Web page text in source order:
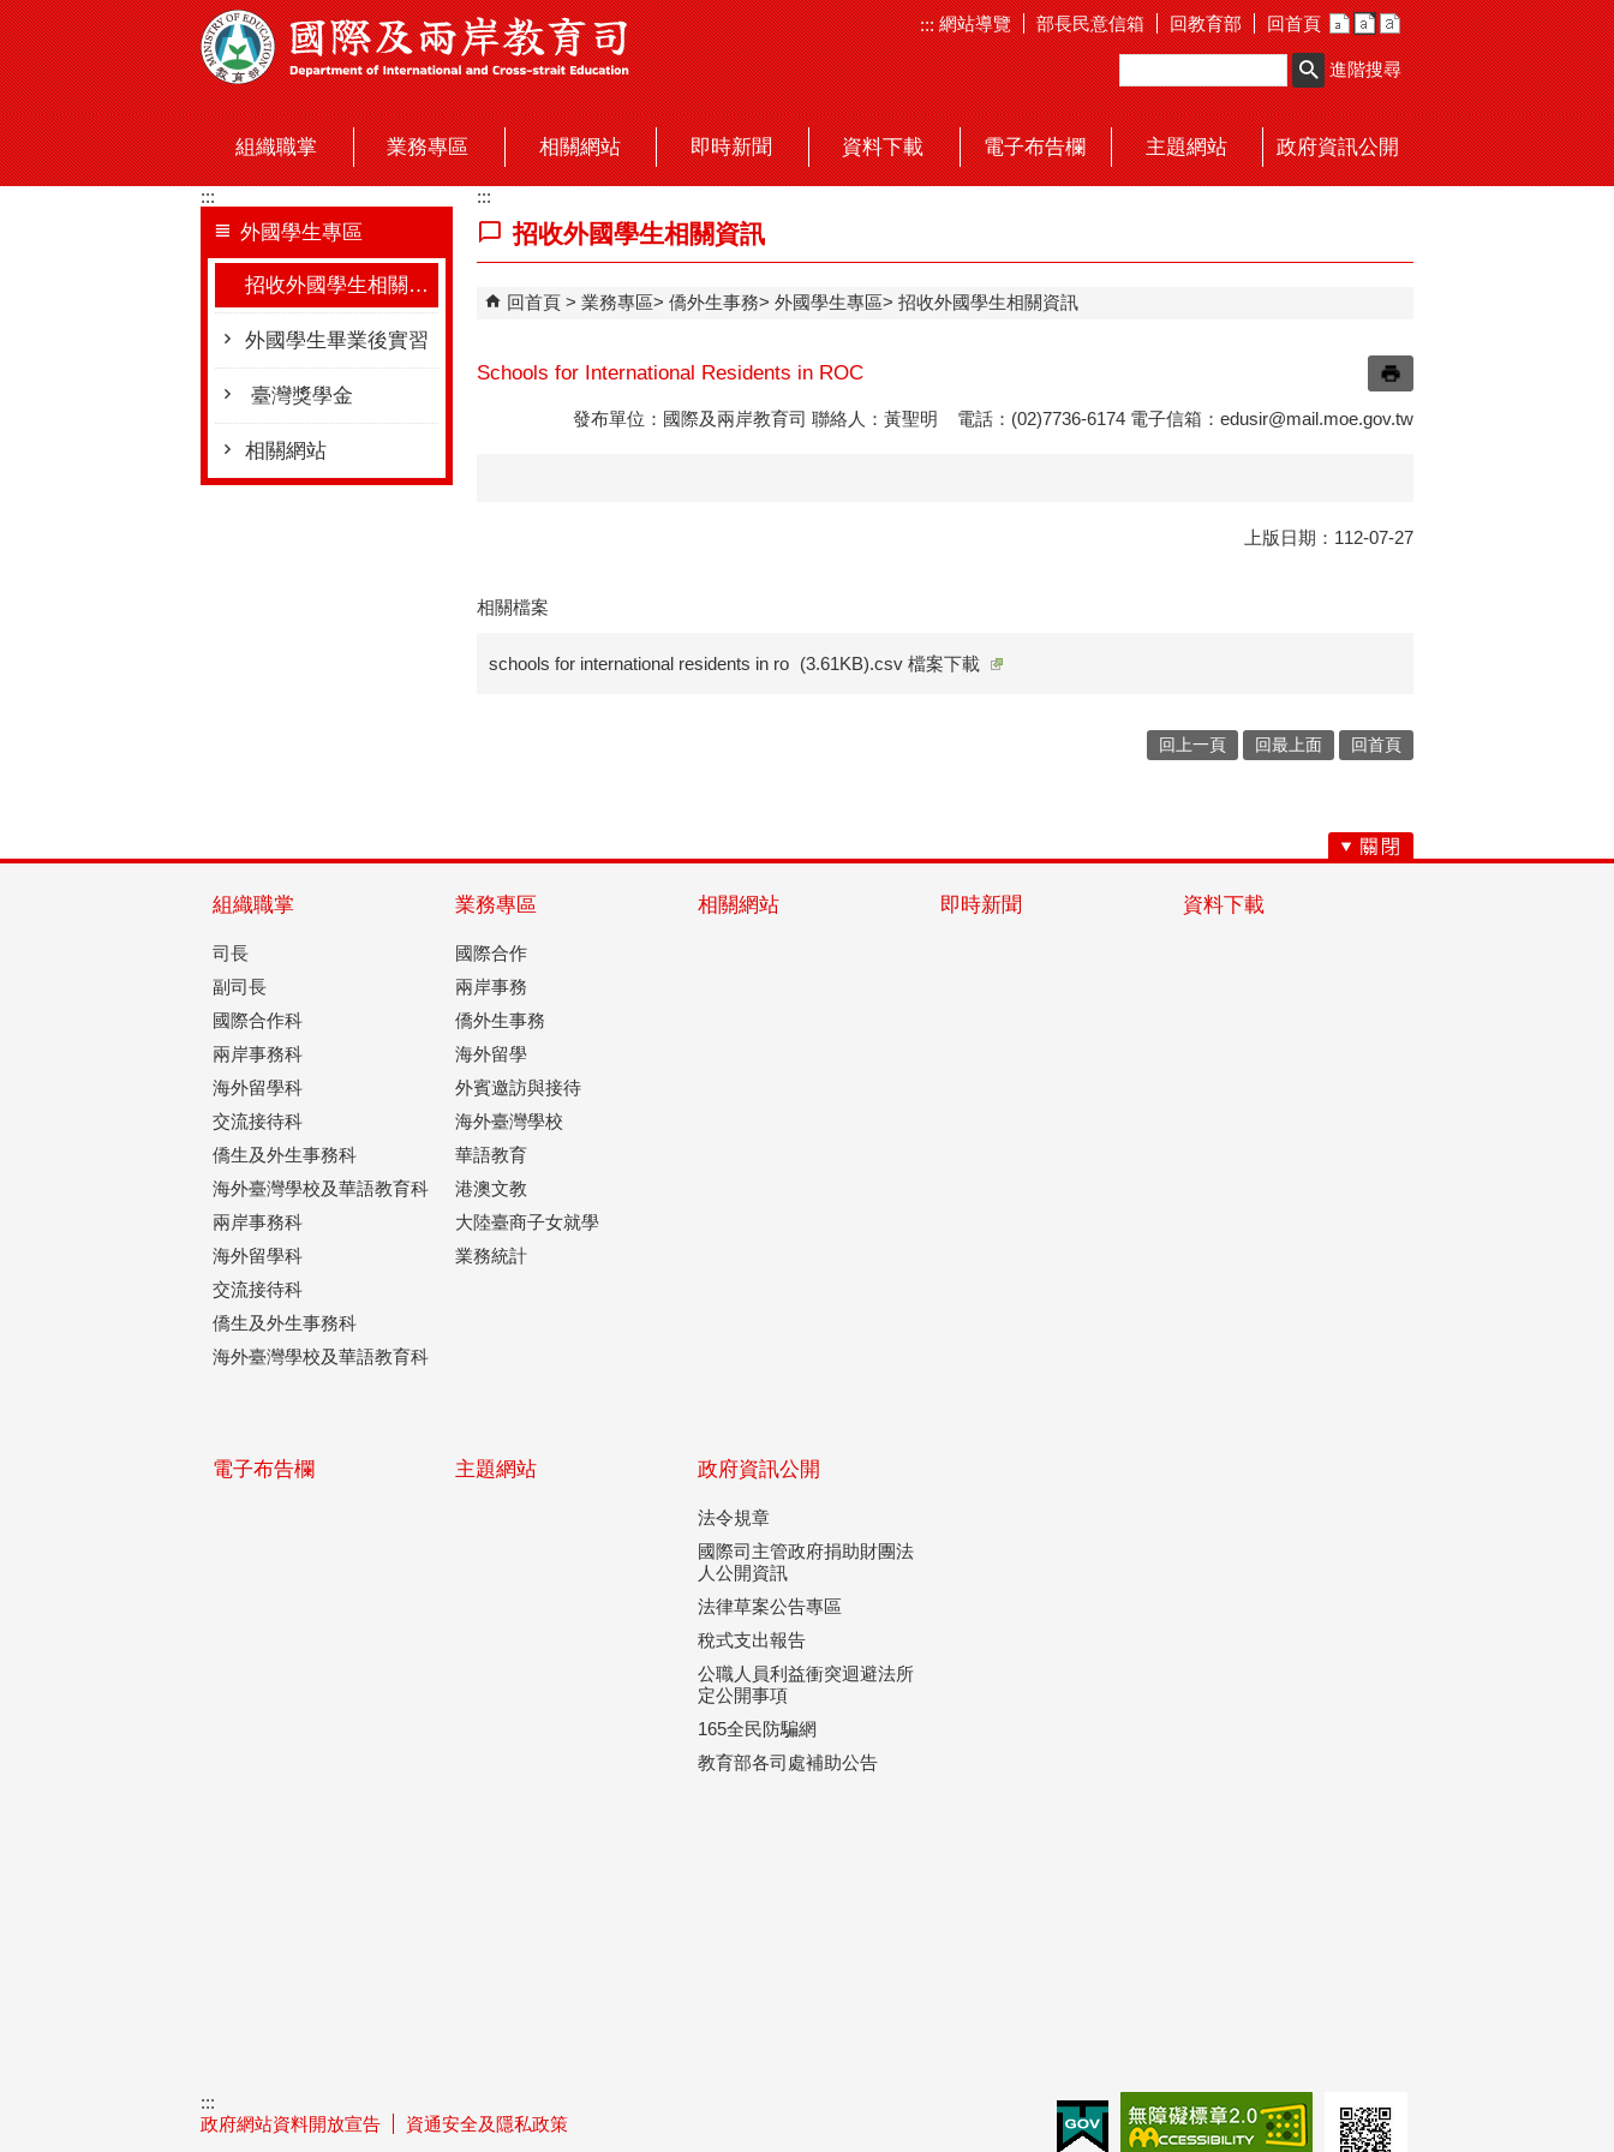
跳到主要內容區塊 :::網站導覽 部長民意信箱 回教育部 回首頁
進階搜尋
組織職掌 業務專區 相關網站 即時新聞 資料下載 電子布告欄 主題網站 政府資訊公開
:::
外國學生專區
招收外國學生相關資訊
外國學生畢業後實習
臺灣獎學金
相關網站
:::
招收外國學生相關資訊
回首頁 業務專區 僑外生事務 外國學生專區 招收外國學生相關資訊
Schools for International Residents in ROC
發布單位：國際及兩岸教育司 聯絡人：黃聖明 電話：(02)7736-6174 電子信箱： edusir@mail.moe.gov.tw
上版日期：112-07-27
相關檔案
schools for international residents in ro (3.61KB).csv 檔案下載
回上一頁 回最上面 回首頁
組織職掌
司長
副司長
國際合作科
兩岸事務科
海外留學科
交流接待科
僑生及外生事務科
海外臺灣學校及華語教育科
兩岸事務科
海外留學科
交流接待科
僑生及外生事務科
海外臺灣學校及華語教育科
業務專區
國際合作
兩岸事務
僑外生事務
海外留學
外賓邀訪與接待
海外臺灣學校
華語教育
港澳文教
大陸臺商子女就學
業務統計
相關網站 即時新聞 資料下載
電子布告欄 主題網站 政府資訊公開
法令規章
國際司主管政府捐助財團法
人公開資訊
法律草案公告專區
稅式支出報告
公職人員利益衝突迴避法所
定公開事項
165全民防騙網
教育部各司處補助公告
:::
政府網站資料開放宣告
資通安全及隱私政策